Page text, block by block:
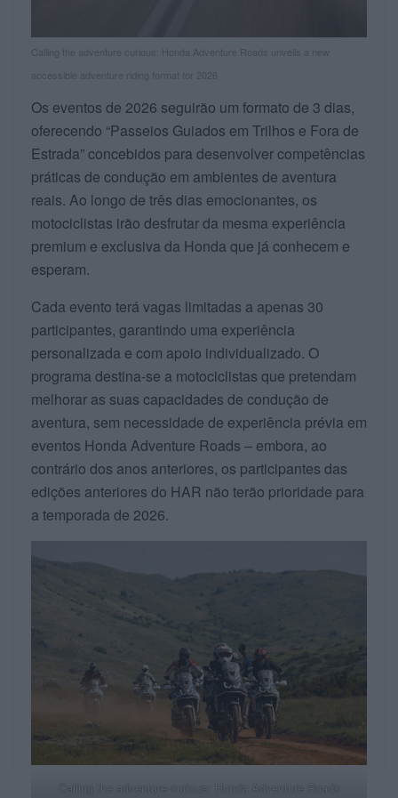
Calling the adventure curious: Honda Adventure Roads unveils a new
accessible adventure riding format for 2026
Os eventos de 2026 seguirão um formato de 3 dias,
oferecendo “Passeios Guiados em Trilhos e Fora de
Estrada” concebidos para desenvolver competências
práticas de condução em ambientes de aventura
reais. Ao longo de três dias emocionantes, os
motociclistas irão desfrutar da mesma experiência
premium e exclusiva da Honda que já conhecem e
esperam.
Cada evento terá vagas limitadas a apenas 30
participantes, garantindo uma experiência
personalizada e com apoio individualizado. O
programa destina-se a motociclistas que pretendam
melhorar as suas capacidades de condução de
aventura, sem necessidade de experiência prévia em
eventos Honda Adventure Roads – embora, ao
contrário dos anos anteriores, os participantes das
edições anteriores do HAR não terão prioridade para
a temporada de 2026.
Calling the adventure curious: Honda Adventure Roads